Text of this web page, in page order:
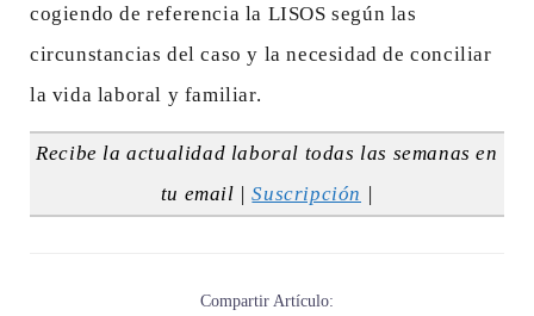
cogiendo de referencia la LISOS según las
circunstancias del caso y la necesidad de conciliar
la vida laboral y familiar.
Recibe la actualidad laboral todas las semanas en
tu email |Suscripción |
Compartir Artículo: